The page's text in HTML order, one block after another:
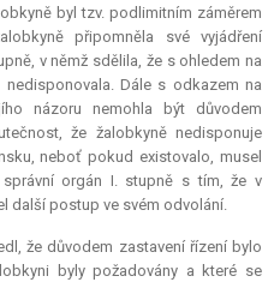
byl tzv. podlimitním záměrem
připomněla své vyjádření
v němž sdělila, že s ohledem na
Dále s odkazem na
názoru nemohla být důvodem
že žalobkyně nedisponuje
neboť pokud existovalo, musel
orgán I. stupně s tím, že v
další postup ve svém odvolání.
že důvodem zastavení řízení bylo
byly požadovány a které se